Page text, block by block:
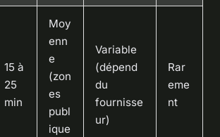
15 à
25
min
Moy
enn
e
(zon
es
publ
ique
Variable
(dépend
du
fournisse
ur)
Rar
eme
nt